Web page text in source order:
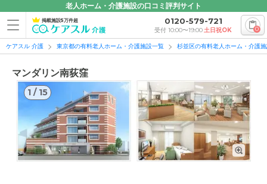
老人ホーム・介護施設の口コミ評判サイト
掲載施設5万件超 0120-579-721
受付 10:00〜19:00土日祝OK 0
ケアスル 介護 東京都の有料老人ホーム・介護施設一覧 杉並区の有料老人ホーム・介護
マンダリン南荻窪
1 / 15
1/15